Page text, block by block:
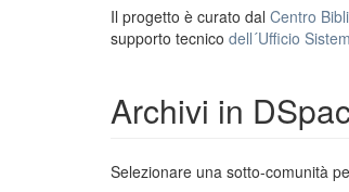
Il progetto è curato dal Centro
supporto tecnico dell´Ufficio
Archivi in
Selezionare una sotto-comunità